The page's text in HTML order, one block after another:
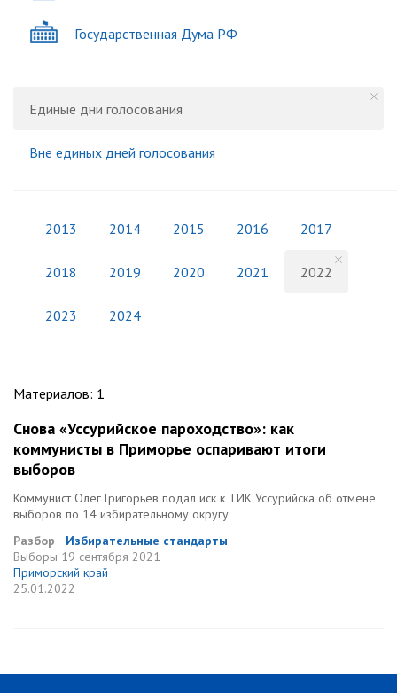
Государственная Дума РФ
Единые дни голосования
Вне единых дней голосования
2013 2014 2015 2016 2017
2018 2019 2020 2021 2022
2023 2024
Материалов: 1
Снова «Уссурийское пароходство»: как
коммунисты в Приморье оспаривают итоги
выборов
Коммунист Олег Григорьев подал иск к ТИК Уссурийска об отмене
выборов по 14 избирательному округу
Разбор
Избирательные стандарты
Выборы 19 сентября 2021
Приморский край
25.01.2022